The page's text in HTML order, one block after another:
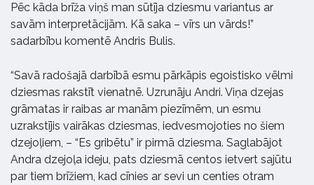
Pēc kāda brīža viņš man sūtīja dziesmu variantus ar
savām interpretācijām. Kā saka – vīrs un vārds!”
sadarbību komentē Andris Bulis.
“Savā radošajā darbībā esmu pārkāpis egoistisko vēlmi
dziesmas rakstīt vienatnē. Uzrunāju Andri. Viņa dzejas
grāmatas ir raibas ar manām piezīmēm, un esmu
uzrakstījis vairākas dziesmas, iedvesmojoties no šiem
dzejoļiem, – “Es gribētu” ir pirmā dziesma. Saglabājot
Andra dzejoļa ideju, pats dziesmā centos ietvert sajūtu
par tiem brīžiem, kad cīnies ar sevi un centies otram